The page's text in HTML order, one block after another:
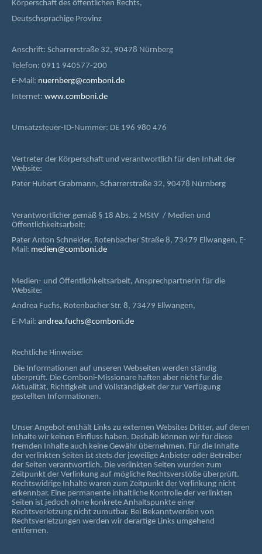
Körperschaft des öffentlichen Rechts,
Deutschsprachige Provinz
Anschrift: Scharrerstraße 32, 90478 Nürnberg
Telefon: 0911 940577-200
E-Mail: nuernberg@comboni.de
Internet: www.comboni.de
Umsatzsteuer-ID-Nummer: DE 196 980 476
Vertreter der Körperschaft und verantwortlich für den Inhalt der
Website:
Pater Hubert Grabmann, Scharrerstraße 32, 90478 Nürnberg
Verantwortlicher gemäß § 18 Abs. 2 MStV / Medien und
Öffentlichkeitsarbeit:
Pater Anton Schneider, Rotenbacher Straße 8, 73479 Ellwangen, E-
Mail: medien@comboni.de
Medien- und Öffentlichkeitsarbeit, Ansprechpartnerin für die
Website:
Andrea Fuchs, Rotenbacher Str. 8, 73479 Ellwangen,
E-Mail: andrea.fuchs@comboni.de
Rechtliche Hinweise:
Die Informationen auf unseren Webseiten werden ständig
überprüft. Die Comboni-Missionare haften aber nicht für die
Aktualität, Richtigkeit und Vollständigkeit der zur Verfügung
gestellten Informationen.
Unser Angebot enthält Links zu externen Websites Dritter, auf deren
Inhalte wir keinen Einfluss haben. Deshalb können wir für diese
fremden Inhalte auch keine Gewähr übernehmen. Für die Inhalte
der verlinkten Seiten ist stets der jeweilige Anbieter oder Betreiber
der Seiten verantwortlich. Die verlinkten Seiten wurden zum
Zeitpunkt der Verlinkung auf mögliche Rechtsverstöße überprüft.
Rechtswidrige Inhalte waren zum Zeitpunkt der Verlinkung nicht
erkennbar. Eine permanente inhaltliche Kontrolle der verlinkten
Seiten ist jedoch ohne konkrete Anhaltspunkte einer
Rechtsverletzung nicht zumutbar. Bei Bekanntwerden von
Rechtsverletzungen werden wir derartige Links umgehend
entfernen.